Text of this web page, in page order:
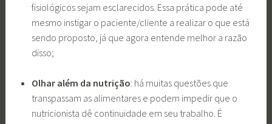
fisiológicos sejam esclarecidos. Essa prática pode até
mesmo instigar o paciente/cliente a realizar o que está
sendo proposto, já que agora entende melhor a razão
disso;
Olhar além da nutrição: há muitas questões que
transpassam as alimentares e podem impedir que o
nutricionista dê continuidade em seu trabalho. É